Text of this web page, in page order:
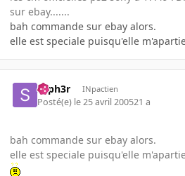
sur ebay.......
bah commande sur ebay alors.
elle est speciale puisqu'elle
syph3r INpactien
Posté(e) le 25 avril 200521 a
bah commande sur ebay alors.
elle est speciale puisqu'elle